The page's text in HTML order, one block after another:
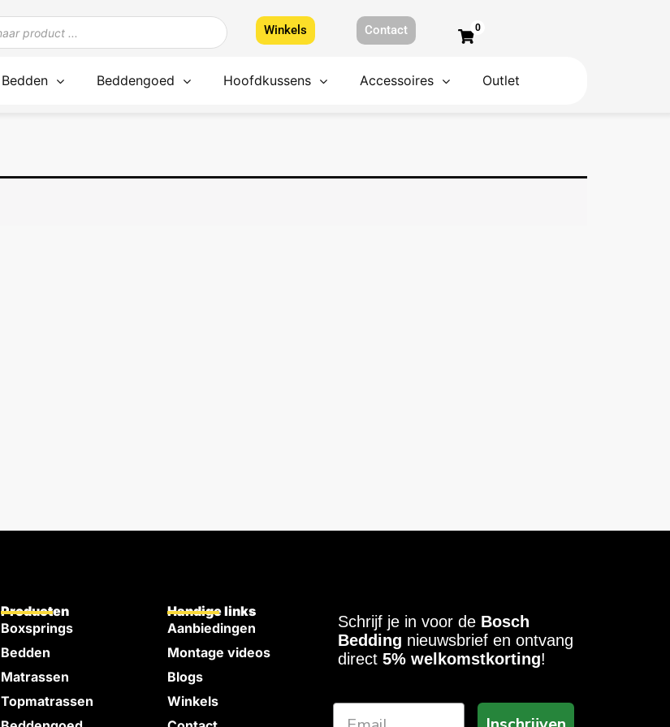
Winkels Contact 0
Bedden Beddengoed Hoofdkussens Accessoires Outlet
Producten
Boxsprings
Bedden
Matrassen
Topmatrassen
Handige links
Aanbiedingen
Montage videos
Blogs
Winkels
Schrijf je in voor de Bosch
Bedding nieuwsbrief en ontvang
direct 5% welkomstkorting!